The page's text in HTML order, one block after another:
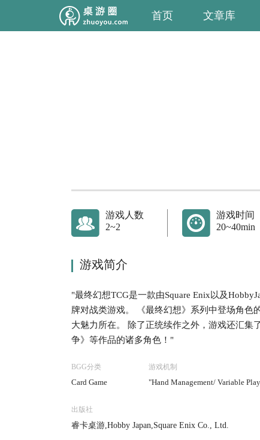
首页 文章库
游戏人数
2~2
游戏时间
20~40min
游戏简介
"最终幻想TCG是一款由Square Enix以及
牌对战类游戏。 《最终幻想》系列中登场角色
大魅力所在。 除了正统续作之外，游戏还汇集
争》等作品的诸多角色！"
BGG分类
Card Game
游戏机制
"Hand Management/ Variable
出版社
睿卡桌游,Hobby Japan,Square Enix Co., Ltd.